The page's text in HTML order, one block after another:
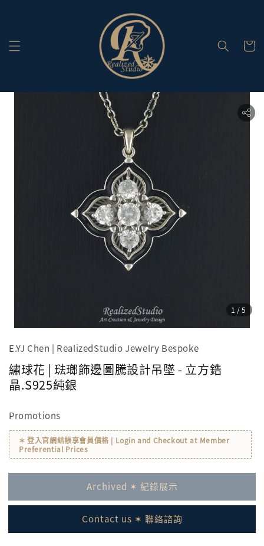
1 /5
E.YJ Chen | RealizedStudio Jewelry Bespoke
繡球花 | 琺瑯飾邊圖騰設計吊墜 - 立方鋯
晶.S925純銀
Promotions
✶ 登入官網結帳享會員價格 | Login and Checkout at Member
Preferential Prices
Archived ✶ 紀錄展示
Contact us ✶ 聯絡諮詢